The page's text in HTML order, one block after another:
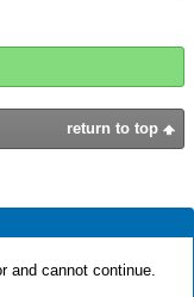
return to top
and cannot continue.